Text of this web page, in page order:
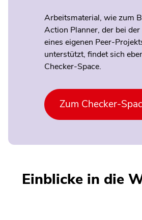
Arbeitsmaterial, wie zum
Action Planner, der bei
eines eigenen Peer-
unterstützt, findet sich
Checker-Space.
Zum Checker-
Einblicke in die